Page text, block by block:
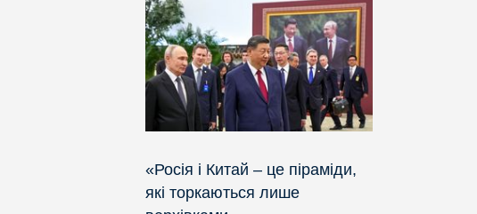
«Росія і Китай – це піраміди,
які торкаються лише